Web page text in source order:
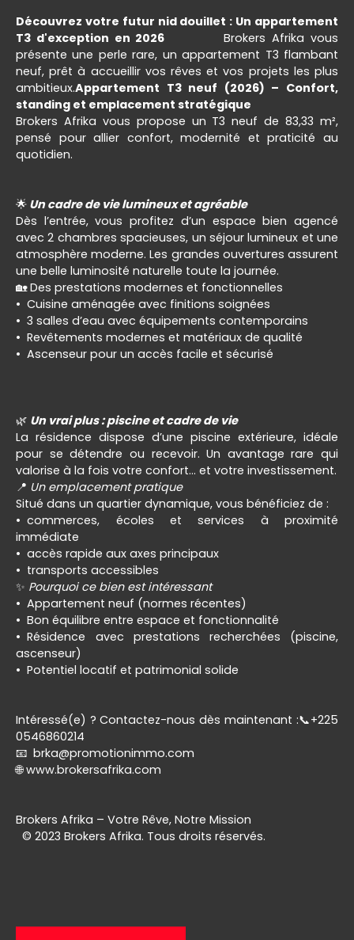
Découvrez votre futur nid douillet : Un appartement
T3 d'exception en 2026Brokers Afrika vous
présente une perle rare, un appartement T3 flambant
neuf, prêt à accueillir vos rêves et vos projets les plus
ambitieux.Appartement T3 neuf (2026) – Confort,
standing et emplacement stratégique
Brokers Afrika vous propose un T3 neuf de 83,33 m²,
pensé pour allier confort, modernité et praticité au
quotidien.
🌟 Un cadre de vie lumineux et agréable
Dès l’entrée, vous profitez d’un espace bien agencé
avec 2 chambres spacieuses, un séjour lumineux et une
atmosphère moderne. Les grandes ouvertures assurent
une belle luminosité naturelle toute la journée.
🏡 Des prestations modernes et fonctionnelles
Cuisine aménagée avec finitions soignées
3 salles d’eau avec équipements contemporains
Revêtements modernes et matériaux de qualité
Ascenseur pour un accès facile et sécurisé
🌿 Un vrai plus : piscine et cadre de vie
La résidence dispose d’une piscine extérieure, idéale
pour se détendre ou recevoir. Un avantage rare qui
valorise à la fois votre confort… et votre investissement.
📍 Un emplacement pratique
Situé dans un quartier dynamique, vous bénéficiez de :
commerces, écoles et services à proximité
immédiate
accès rapide aux axes principaux
transports accessibles
✨ Pourquoi ce bien est intéressant
Appartement neuf (normes récentes)
Bon équilibre entre espace et fonctionnalité
Résidence avec prestations recherchées (piscine,
ascenseur)
Potentiel locatif et patrimonial solide
Intéressé(e) ? Contactez-nous dès maintenant :📞+225
0546860214
📧 brka@promotionimmo.com
🌐 www.brokersafrika.com
Brokers Afrika – Votre Rêve, Notre Mission
© 2023 Brokers Afrika. Tous droits réservés.